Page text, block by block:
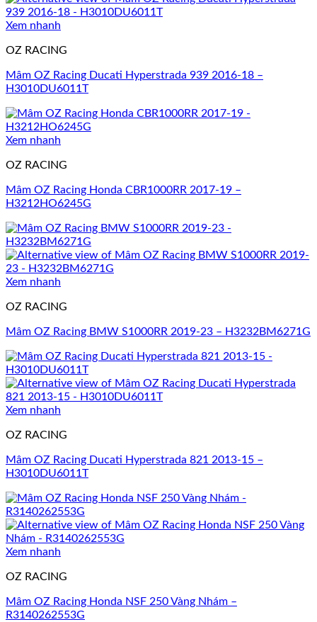
Xem nhanh
OZ RACING
Mâm OZ Racing Ducati Hyperstrada 939 2016-18 –
H3010DU6011T
Xem nhanh
OZ RACING
Mâm OZ Racing Honda CBR1000RR 2017-19 –
H3212HO6245G
Xem nhanh
OZ RACING
Mâm OZ Racing BMW S1000RR 2019-23 – H3232BM6271G
Xem nhanh
OZ RACING
Mâm OZ Racing Ducati Hyperstrada 821 2013-15 –
H3010DU6011T
Xem nhanh
OZ RACING
Mâm OZ Racing Honda NSF 250 Vàng Nhám –
R3140262553G